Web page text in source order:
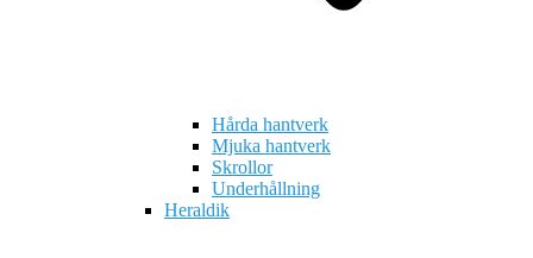
Hårda hantverk
Mjuka hantverk
Skrollor
Underhållning
Heraldik